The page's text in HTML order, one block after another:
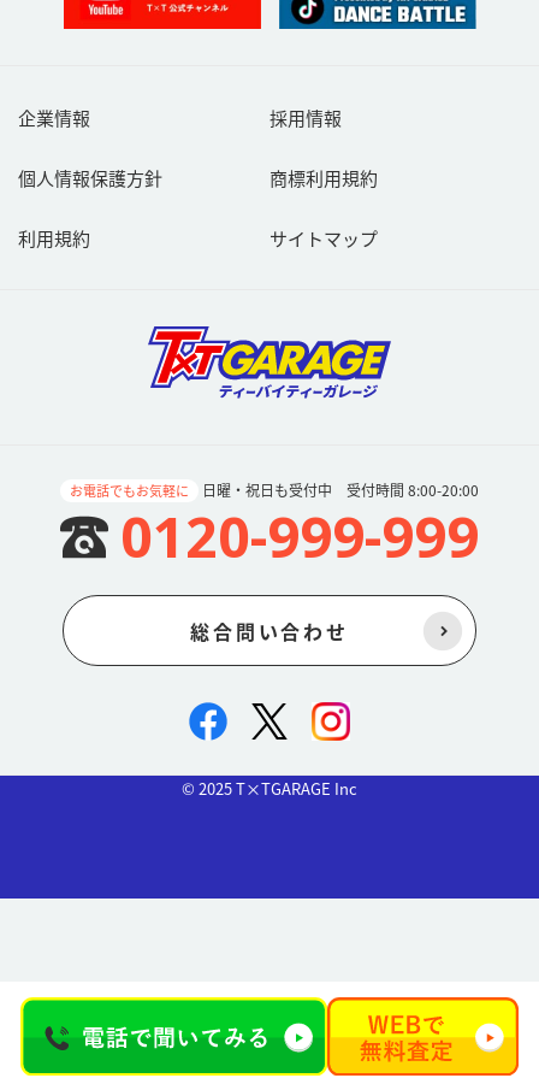
とができるものとします。
容の国内外における著作権法上のすべての権利（著作権法第２７
条、第２８条の権利を含むものとします。以下同じ。）を、ご利用
じ）に対して無償で利用することを許諾したものとします。
ものとします。
01投稿内容について、投稿したご利用者が著作権法上のすべての権
02ご利用者が第三者の著作物等を利用して投稿する場合には、ご利
用者の責任と負担において、第三者の許諾等必要な権利処理がなさ
れていることを当社に対して保証していただきます。なお当該権利
処理には、ご利用者から当社に対する利用許諾、当社から第三者に
稿した内容を、当社のウェブサイト内や当該第三者が運営するウェ
ブサイトへのコンテンツ提供その他の様々な方法で利用する場合が
ございます。また、ご利用者は、本条項に具体的に記載された場合
込み内容を利用する場合には、著作権法上の著作者人格権（公表
権・氏名表示権・同一性保持権）を行使しないものとします。
04当社または当社から再利用許諾を受けた第三者が、ご利用者が投
稿した内容を利用する場合には、地域制限その他付随条件を付けな
が存続する限り継続するものとし、著作権使用料、ロイヤリティ等
の対価は一切発生しないものとします。
品開発の参考資料やマーケティングデータ等として活用し、または
第７条（本サービスの中止・中断）
または工事上やむを得ない場合。
02第一種電気通信事業者が電気通信サービスを中止した場合。
03天災、停電、戦争等の不可抗力や第三者による妨害行為等によ
り、サービスの提供が困難になった場合。
お電話でもお気軽に 日曜・祝日も受付中 受付時間 8:00-20:00
0120-999-999
総合問い合わせ
企業情報 採用情報
個人情報保護方針 商標利用規約
利用規約 サイトマップ
© 2025 T×TGARAGE Inc